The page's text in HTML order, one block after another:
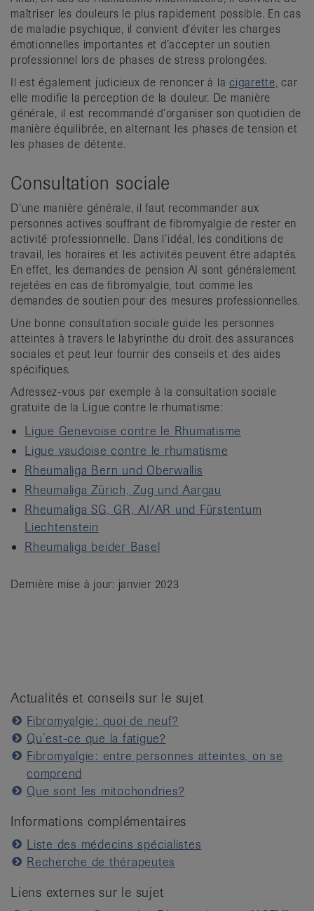
maîtriser les douleurs le plus rapidement possible. En cas
de maladie psychique, il convient d’éviter les charges
émotionnelles importantes et d’accepter un soutien
professionnel lors de phases de stress prolongées.
Il est également judicieux de renoncer à la cigarette, car
elle modifie la perception de la douleur. De manière
générale, il est recommandé d’organiser son quotidien de
manière équilibrée, en alternant les phases de tension et
les phases de détente.
Consultation sociale
D’une manière générale, il faut recommander aux
personnes actives souffrant de fibromyalgie de rester en
activité professionnelle. Dans l’idéal, les conditions de
travail, les horaires et les activités peuvent être adaptés.
En effet, les demandes de pension AI sont généralement
rejetées en cas de fibromyalgie, tout comme les
demandes de soutien pour des mesures professionnelles.
Une bonne consultation sociale guide les personnes
atteintes à travers le labyrinthe du droit des assurances
sociales et peut leur fournir des conseils et des aides
spécifiques.
Adressez-vous par exemple à la consultation sociale
gratuite de la Ligue contre le rhumatisme:
Ligue Genevoise contre le Rhumatisme
Ligue vaudoise contre le rhumatisme
Rheumaliga Bern und Oberwallis
Rheumaliga Zürich, Zug und Aargau
Rheumaliga SG, GR, AI/AR und Fürstentum
Liechtenstein
Rheumaliga beider Basel
Dernière mise à jour: janvier 2023
Actualités et conseils sur le sujet
Fibromyalgie: quoi de neuf?
Qu’est-ce que la fatigue?
Fibromyalgie: entre personnes atteintes, on se
comprend
Que sont les mitochondries?
Informations complémentaires
Liste des médecins spécialistes
Recherche de thérapeutes
Liens externes sur le sujet